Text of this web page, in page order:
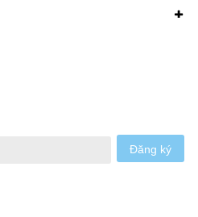
Đăng ký